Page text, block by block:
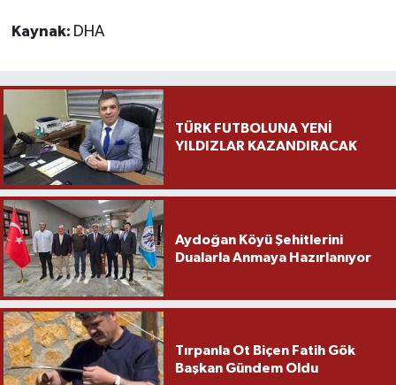
Kaynak: DHA
TÜRK FUTBOLUNA YENİ
YILDIZLAR KAZANDIRACAK
Aydoğan Köyü Şehitlerini
Dualarla Anmaya Hazırlanıyor
Tırpanla Ot Biçen Fatih Gök
Başkan Gündem Oldu